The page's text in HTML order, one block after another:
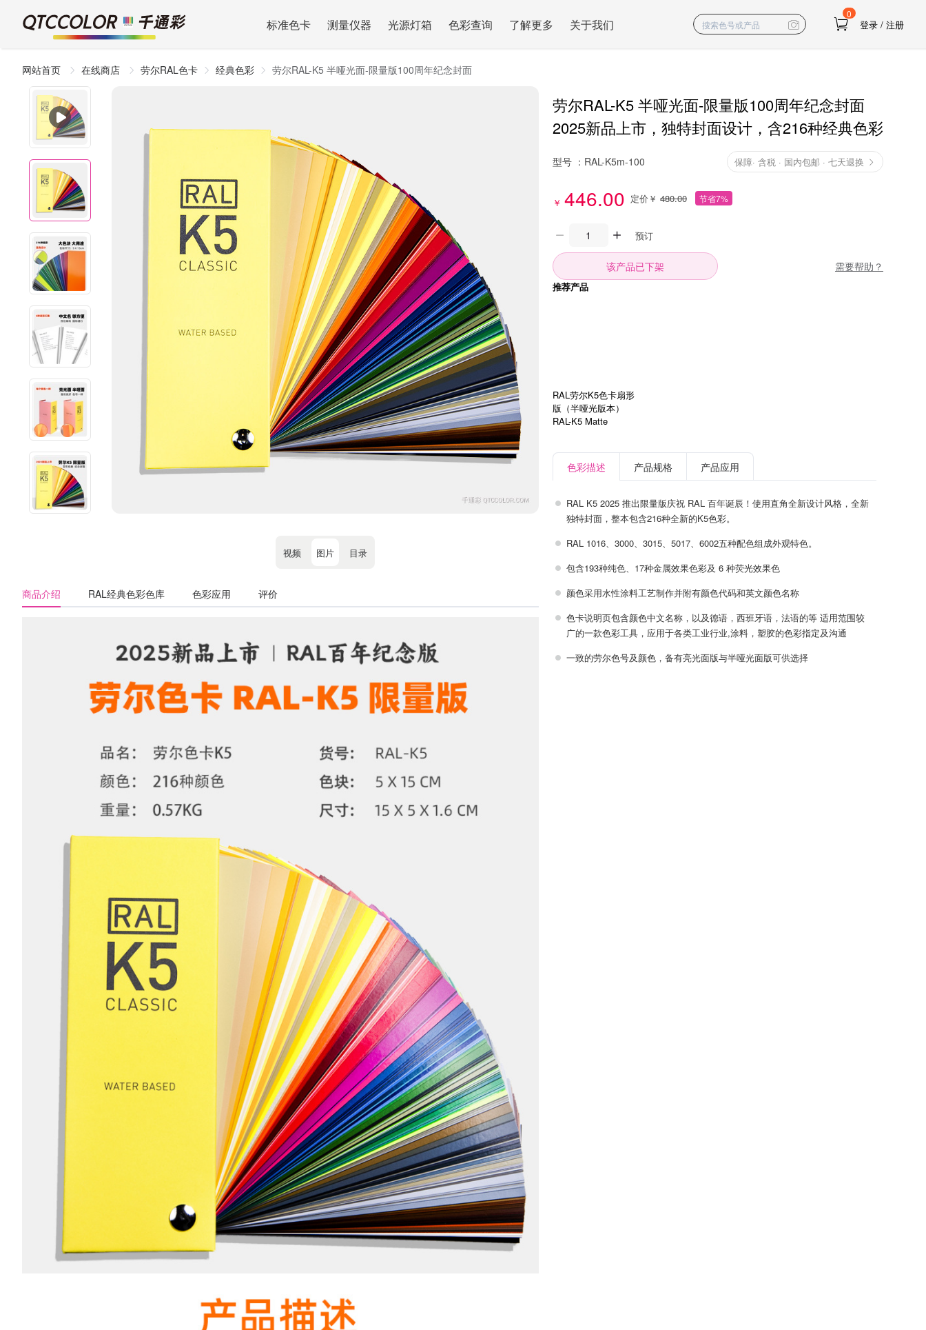
标准色卡 测量仪器 光源灯箱 色彩查询 了解更多 关于我们
0
登录 / 注册
网站首页 在线商店 劳尔RAL色卡 经典色彩 劳尔RAL-K5 半哑光面-限量版100周年纪念封面
视频 图片 目录
商品介绍 RAL经典色彩色库 色彩应用 评价
劳尔RAL-K5 半哑光面-限量版100周年纪念封面
2025新品上市，独特封面设计，含216种经典色彩
型号 ： RAL-K5m-100 保障· 含税 · 国内包邮 · 七天退换
￥ 446.00 定价￥ 480.00 节省7%
预订
该产品已下架 需要帮助？
推荐产品
RAL劳尔K5色卡扇形
版（半哑光版本）
RAL-K5 Matte
色彩描述 产品规格 产品应用
RAL K5 2025 推出限量版庆祝 RAL 百年诞辰！使用直角全新设计风格，全新
独特封面，整本包含216种全新的K5色彩。
RAL 1016、3000、3015、5017、6002五种配色组成外观特色。
包含193种纯色、17种金属效果色彩及 6 种荧光效果色
颜色采用水性涂料工艺制作并附有颜色代码和英文颜色名称
色卡说明页包含颜色中文名称，以及德语，西班牙语，法语的等 适用范围较
广的一款色彩工具，应用于各类工业行业,涂料，塑胶的色彩指定及沟通
一致的劳尔色号及颜色，备有亮光面版与半哑光面版可供选择